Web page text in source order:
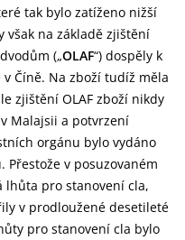
tak bylo zatíženo nižší
však na základě zjištění
(„OLAF“) dospěly k
Číně. Na zboží tudíž měla
zjištění OLAF zboží nikdy
Malajsii a potvrzení
orgánu bylo vydáno
v posuzovaném
pro stanovení cla,
v prodloužené desetileté
pro stanovení cla bylo